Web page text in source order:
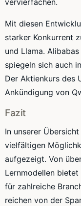
Mit diesen
starker Konkurrent
und Llama.
spiegeln sich auch
Der Aktienkurs des
Ankündigung von
Fazit
In unserer
vielfältigen
aufgezeigt. Von
Lernmodellen bietet
für zahlreiche
reichen von der